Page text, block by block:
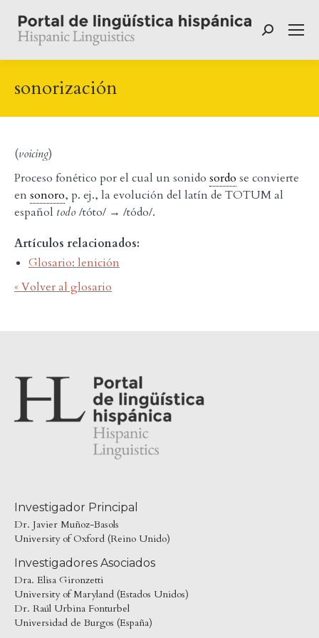
Buscar:
sonorización
(voicing)
Proceso fonético por el cual un sonido sordo se convierte
ensonoro, p. ej., la evolución del latín de TOTUM al
español todo /tóto/ → /tódo/.
Artículos relacionados:
Glosario: lenición
« Volver al glosario
Investigador Principal
Dr. Javier Muñoz-Basols
University of Oxford (Reino Unido)
Investigadores Asociados
Dra. Elisa Gironzetti
University of Maryland (Estados Unidos)
Dr. Raúl Urbina Fonturbel
Universidad de Burgos (España)